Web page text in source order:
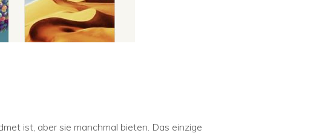
ist, aber sie manchmal bieten. Das einzige